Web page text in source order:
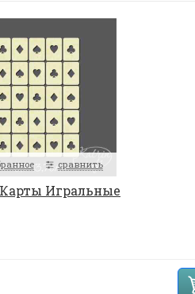
сравнить
Игральные